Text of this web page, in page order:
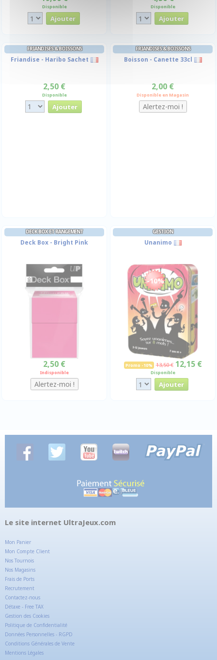
Disponible Disponible
FRIANDISES & BOISSONS
Friandise - Haribo Sachet
2,50 €
Disponible
FRIANDISES & BOISSONS
Boisson - Canette 33cl
2,00 €
Disponible en Magasin
DECK BOX ET RANGEMENT
Deck Box - Bright Pink
2,50 €
Indisponible
GESTION
Unanimo
-10%
Promo -10% 13,50 € 12,15 €
Disponible
Le site internet UltraJeux.com
Mon Panier
Mon Compte Client
Nos Tournois
Nos Magasins
Frais de Ports
Recrutement
Contactez-nous
Détaxe - Free TAX
Gestion des Cookies
Politique de Confidentialité
Données Personnelles - RGPD
Conditions Générales de Vente
Mentions Légales